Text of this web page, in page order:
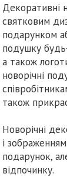
Декоративні
святковим
подарунком
подушку
а також
новорічні
також
Новорічні
і
подарунок,
відпочинку.